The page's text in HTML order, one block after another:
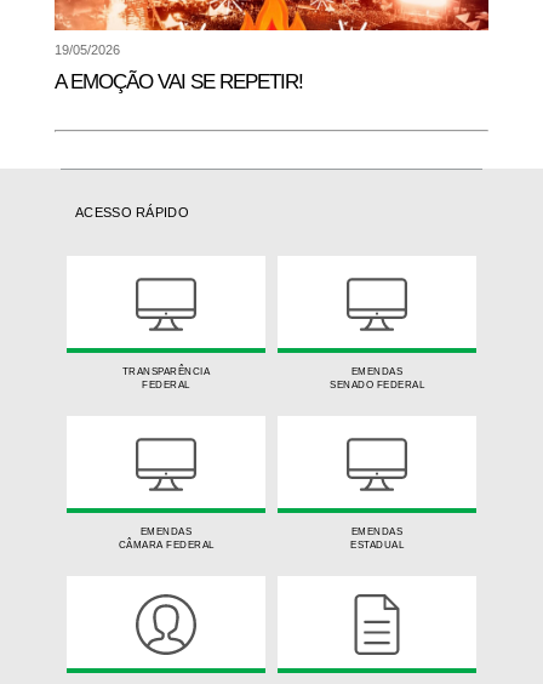
19/05/2026
A EMOÇÃO VAI SE REPETIR!
ACESSO RÁPIDO
TRANSPARÊNCIA
FEDERAL
EMENDAS
SENADO FEDERAL
EMENDAS
CÂMARA FEDERAL
EMENDAS
ESTADUAL